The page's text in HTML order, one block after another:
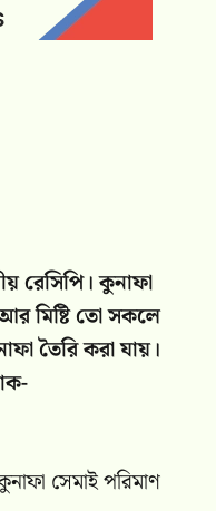
রেসিপি। কুনাফা
মিষ্টি তো সকলে
তৈরি করা যায়।
সেমাই পরিমাণ